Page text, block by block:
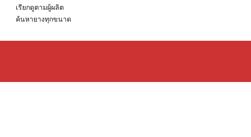
เรียกดูตามผู้ผลิต
ค้นหายางทุกขนาด